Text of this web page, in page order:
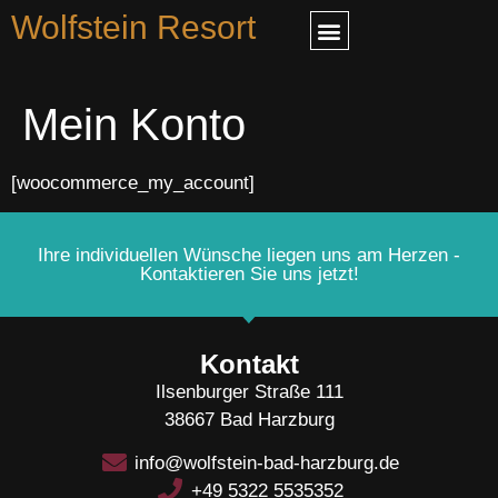
Wolfstein Resort
Mein Konto
[woocommerce_my_account]
Ihre individuellen Wünsche liegen uns am Herzen -
Kontaktieren Sie uns jetzt!
Kontakt
Ilsenburger Straße 111
38667 Bad Harzburg
info@wolfstein-bad-harzburg.de
+49 5322 5535352